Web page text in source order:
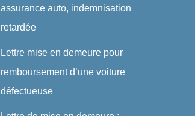
assurance auto, indemnisation
retardée
Lettre mise en demeure pour
remboursement d’une voiture
défectueuse